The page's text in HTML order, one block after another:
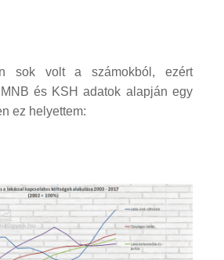
sok volt a számokból, ezért
és KSH adatok alapján egy
ez helyettem: